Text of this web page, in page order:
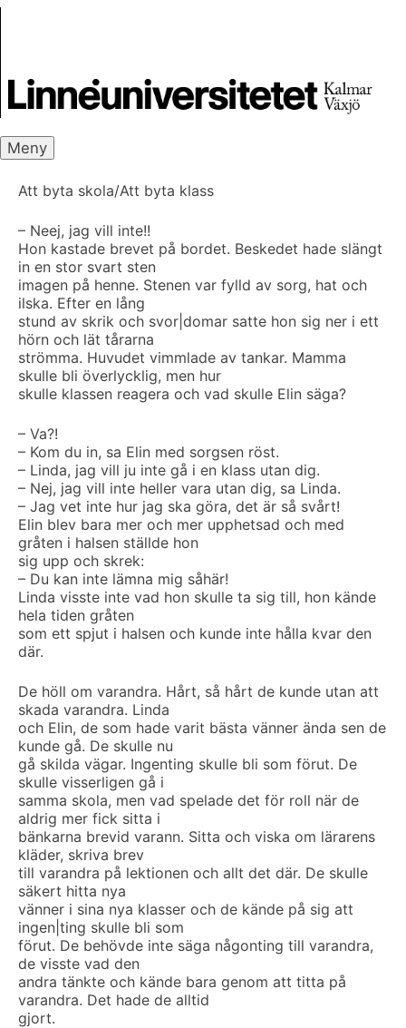
Meny
Att byta skola/Att byta klass
– Neej, jag vill inte!!
Hon kastade brevet på bordet. Beskedet hade slängt
in en stor svart sten
imagen på henne. Stenen var fylld av sorg, hat och
ilska. Efter en lång
stund av skrik och svor|domar satte hon sig ner i ett
hörn och lät tårarna
strömma. Huvudet vimmlade av tankar. Mamma
skulle bli överlycklig, men hur
skulle klassen reagera och vad skulle Elin säga?
– Va?!
– Kom du in, sa Elin med sorgsen röst.
– Linda, jag vill ju inte gå i en klass utan dig.
– Nej, jag vill inte heller vara utan dig, sa Linda.
– Jag vet inte hur jag ska göra, det är så svårt!
Elin blev bara mer och mer upphetsad och med
gråten i halsen ställde hon
sig upp och skrek:
– Du kan inte lämna mig såhär!
Linda visste inte vad hon skulle ta sig till, hon kände
hela tiden gråten
som ett spjut i halsen och kunde inte hålla kvar den
där.
De höll om varandra. Hårt, så hårt de kunde utan att
skada varandra. Linda
och Elin, de som hade varit bästa vänner ända sen de
kunde gå. De skulle nu
gå skilda vägar. Ingenting skulle bli som förut. De
skulle visserligen gå i
samma skola, men vad spelade det för roll när de
aldrig mer fick sitta i
bänkarna brevid varann. Sitta och viska om lärarens
kläder, skriva brev
till varandra på lektionen och allt det där. De skulle
säkert hitta nya
vänner i sina nya klasser och de kände på sig att
ingen|ting skulle bli som
förut. De behövde inte säga någonting till varandra,
de visste vad den
andra tänkte och kände bara genom att titta på
varandra. Det hade de alltid
gjort.